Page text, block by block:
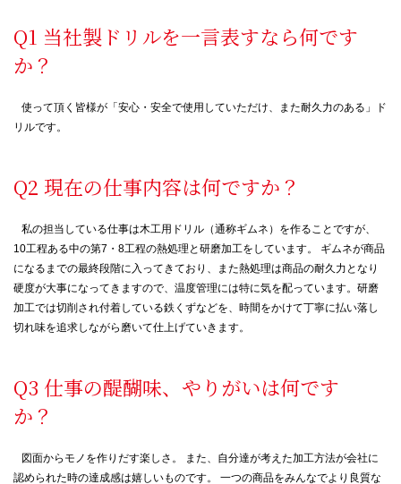
当社製ドリルを一言表すなら何です
か？
使って頂く皆様が「安心・安全で使用していただけ、また耐久力のある」ド
リルです。
現在の仕事内容は何ですか？
私の担当している仕事は木工用ドリル（通称ギムネ）を作ることですが、
10工程ある中の第7・8工程の熱処理と研磨加工をしています。 ギムネが商品
になるまでの最終段階に入ってきており、また熱処理は商品の耐久力となり
硬度が大事になってきますので、温度管理には特に気を配っています。研磨
加工では切削され付着している鉄くずなどを、時間をかけて丁寧に払い落し
切れ味を追求しながら磨いて仕上げていきます。
仕事の醍醐味、やりがいは何です
か？
図面からモノを作りだす楽しさ。 また、自分達が考えた加工方法が会社に
認められた時の達成感は嬉しいものです。 一つの商品をみんなでより良質な